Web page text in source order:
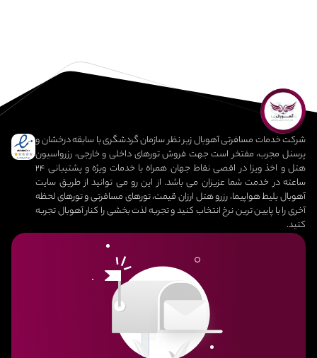
شرکت خدمات مسافرتی آهوبال زیر نظر سازمان گردشگری با سابقه درخشان و
پرسنل مجرب، مفتخر است جهت فروش تورهای داخلی و خارجی، رزرواسیون
هتل و اخذ ویزا در اقصی نقاط جهان همراه با خدمات ویژه و پشتیبانی 24
ساعته در خدمت شما عزیزان می باشد. از این رو می توانید از طریق سایت
آهوبال بلیط هواپیما، رزرو هتل ارزان قیمت، تورهای مسافرتی و تورهای لحظه
آخری را با پایین ترین نرخ انتخاب کنید و تجربه لذت بخشی را کنار آهوبال تجربه
کنید.